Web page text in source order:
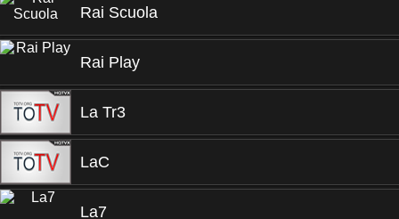
Rai Scuola
Rai Play
La Tr3
LaC
La7